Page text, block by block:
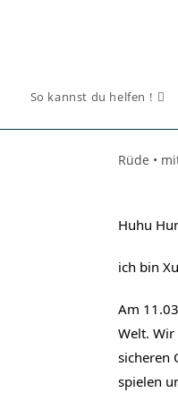
So kannst du helfen !
Rüde •
Huhu
ich bin
Am
Welt.
sicheren
spielen